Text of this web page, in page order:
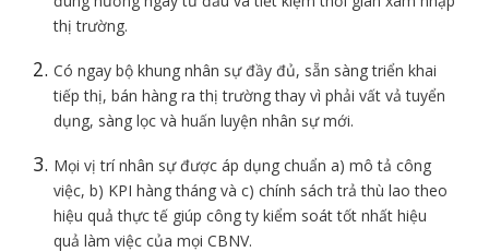
thị trường.
Có ngay bộ khung nhân sự đầy đủ, sẵn sàng triển khai
tiếp thị, bán hàng ra thị trường thay vì phải vất vả tuyển
dụng, sàng lọc và huấn luyện nhân sự mới.
Mọi vị trí nhân sự được áp dụng chuẩn a) mô tả công
việc, b) KPI hàng tháng và c) chính sách trả thù lao theo
hiệu quả thực tế giúp công ty kiểm soát tốt nhất hiệu
quả làm việc của mọi CBNV.